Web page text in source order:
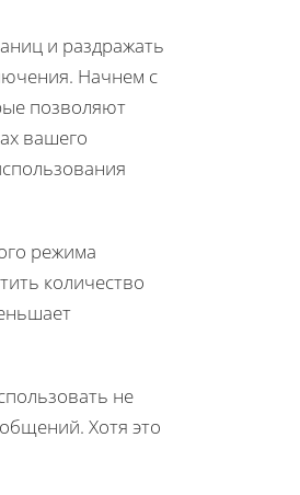
и раздражать
Начнем с
позволяют
вашего
режима
количество
не
Хотя это